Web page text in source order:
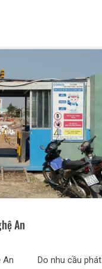
An
An Do nhu cầu phát